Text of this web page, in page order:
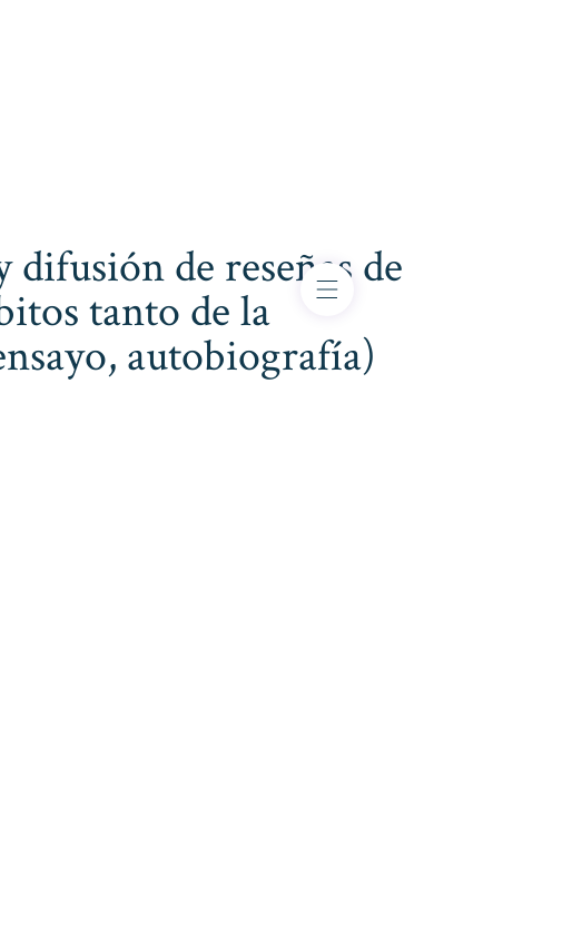
de reseñas de
tanto de la
autobiografía)